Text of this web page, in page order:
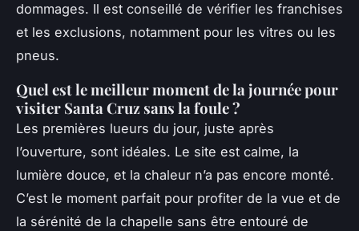
dommages. Il est conseillé de vérifier les franchises
et les exclusions, notamment pour les vitres ou les
pneus.
Quel est le meilleur moment de la journée pour
visiter Santa Cruz sans la foule ?
Les premières lueurs du jour, juste après
l’ouverture, sont idéales. Le site est calme, la
lumière douce, et la chaleur n’a pas encore monté.
C’est le moment parfait pour profiter de la vue et de
la sérénité de la chapelle sans être entouré de